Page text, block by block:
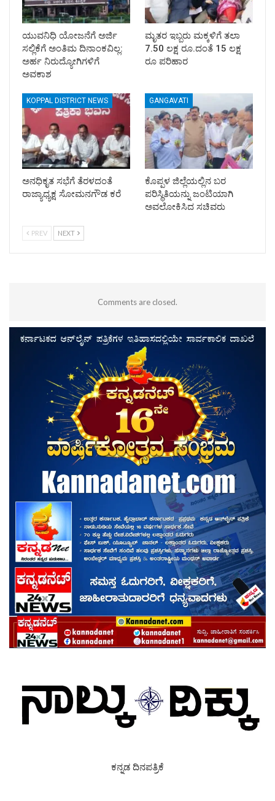
ಯುವನಿಧಿ ಯೋಜನೆಗೆ ಅರ್ಜಿ
ಸಲ್ಲಿಕೆಗೆ ಅಂತಿಮ ದಿನಾಂಕವಿಲ್ಲ:
ಅರ್ಹ ನಿರುದ್ಯೋಗಿಗಳಿಗೆ
ಅವಕಾಶ
ಮೃತರ ಇಬ್ಬರು ಮಕ್ಕಳಿಗೆ ತಲಾ
7.50 ಲಕ್ಷ ರೂ.ದಂತೆ 15 ಲಕ್ಷ
ರೂ ಪರಿಹಾರ
KOPPAL DISTRICT NEWS
ಅನಧಿಕೃತ ಸಭೆಗೆ ತೆರಳದಂತೆ
ರಾಜ್ಯಾಧ್ಯಕ್ಷ ಸೋಮನಗೌಡ ಕರೆ
GANGAVATI
ಕೊಪ್ಪಳ ಜಿಲ್ಲೆಯಲ್ಲಿನ ಬರ
ಪರಿಸ್ಥಿತಿಯನ್ನು ಜಂಟಿಯಾಗಿ
ಅವಲೋಕಿಸಿದ ಸಚಿವರು
PREV NEXT
Comments are closed.
ಕನ್ನಡ ದಿನಪತ್ರಿಕೆ